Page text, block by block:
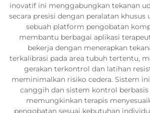
inovatif ini menggabungkan tekanan
secara presisi dengan peralatan
sebuah platform pengobatan
membantu berbagai aplikasi
bekerja dengan menerapkan
terkalibrasi pada area tubuh tertentu,
gerakan terkontrol dan latihan
meminimalkan risiko cedera. Sistem
canggih dan sistem kontrol
memungkinkan terapis
pengobatan sesuai kebutuhan